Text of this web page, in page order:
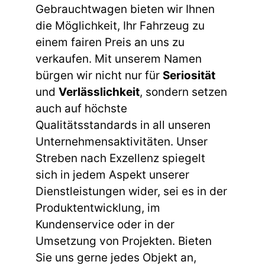
Gebrauchtwagen bieten wir Ihnen
die Möglichkeit, Ihr Fahrzeug zu
einem fairen Preis an uns zu
verkaufen. Mit unserem Namen
bürgen wir nicht nur für Seriosität
und Verlässlichkeit, sondern setzen
auch auf höchste
Qualitätsstandards in all unseren
Unternehmensaktivitäten. Unser
Streben nach Exzellenz spiegelt
sich in jedem Aspekt unserer
Dienstleistungen wider, sei es in der
Produktentwicklung, im
Kundenservice oder in der
Umsetzung von Projekten. Bieten
Sie uns gerne jedes Objekt an,